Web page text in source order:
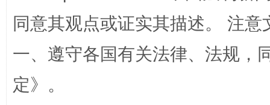
同意其观点或证实其描述。 注
一、遵守各国有关法律、法规，
定》。